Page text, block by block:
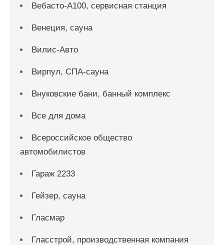
Вебасто-А100, сервисная станция
Венеция, сауна
Вилис-Авто
Вирпул, СПА-сауна
Внуковские бани, банный комплекс
Все для дома
Всероссийское общество
автомобилистов
Гараж 2233
Гейзер, сауна
Гласмар
Гласстрой, производственная компания